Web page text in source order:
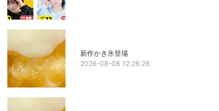
新作かき氷登場
2026-08-08 12:26:26